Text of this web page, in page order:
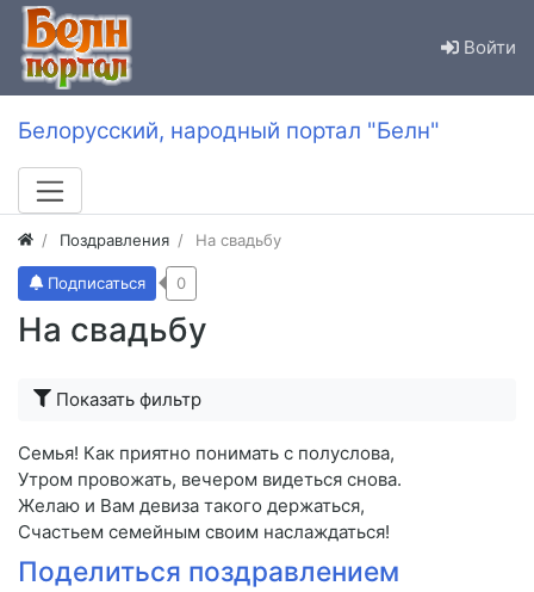
Войти
Белорусский, народный портал "Белн"
Поздравления На свадьбу
На свадьбу
Подписаться 0
Показать фильтр
Семья! Как приятно понимать с полуслова,
Утром провожать, вечером видеться снова.
Желаю и Вам девиза такого держаться,
Счастьем семейным своим наслаждаться!
Поделиться поздравлением